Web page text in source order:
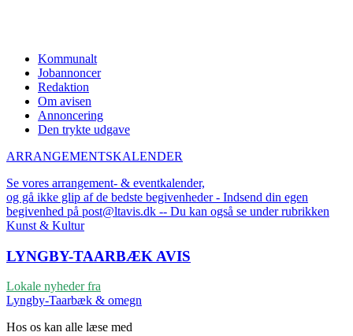
Kommunalt
Jobannoncer
Redaktion
Om avisen
Annoncering
Den trykte udgave
ARRANGEMENTSKALENDER
Se vores arrangement- & eventkalender,
og gå ikke glip af de bedste begivenheder - Indsend din egen
begivenhed på post@ltavis.dk -- Du kan også se under rubrikken
Kunst & Kultur
LYNGBY-TAARBÆK AVIS
Lokale nyheder fra
Lyngby-Taarbæk & omegn
Hos os kan alle læse med